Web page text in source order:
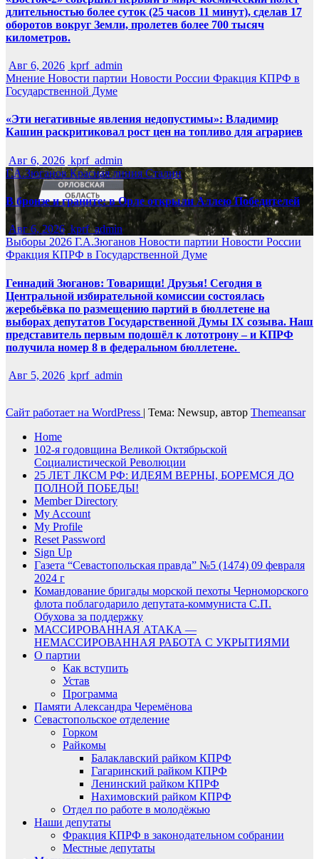
длительностью более суток (25 часов 11 минут), сделав 17
оборотов вокруг Земли, пролетев более 700 тысяч
километров.
Авг 6, 2026 kprf_admin
Мнение Новости партии Новости России Фракция КПРФ в
Государственной Думе
«Эти негативные явления недопустимы»: Владимир
Кашин раскритиковал рост цен на топливо для аграриев
Авг 6, 2026 kprf_admin
Г.А.ЗюгановКрасная линияСталин
В бронзе и граните: в Орле открыли Аллею Победителей
Авг 6, 2026 kprf_admin
Выборы 2026 Г.А.Зюганов Новости партии Новости России
Фракция КПРФ в Государственной Думе
Геннадий Зюганов: Товарищи! Друзья! Сегодня в
Центральной избирательной комиссии состоялась
жеребьёвка по размещению партий в бюллетене на
выборах депутатов Государственной Думы IX созыва. Наш
представитель первым подошёл к лототрону – и КПРФ
получила номер 8 в федеральном бюллетене.
Авг 5, 2026 kprf_admin
Сайт работает на WordPress | Тема: Newsup, автор Themeansar
Home
102-я годовщина Великой Октябрьской
Социалистической Революции
25 ЛЕТ ЛКСМ РФ: ИДЕЯМ ВЕРНЫ, БОРЕМСЯ ДО
ПОЛНОЙ ПОБЕДЫ!
Member Directory
My Account
My Profile
Reset Password
Sign Up
Газета “Севастопольская правда” №5 (1474) 09 февраля
2024 г
Командование бригады морской пехоты Черноморского
флота поблагодарило депутата-коммуниста С.П.
Обухова за поддержку
МАССИРОВАННАЯ АТАКА —
НЕМАССИРОВАННАЯ РАБОТА С УКРЫТИЯМИ
О партии
Как вступить
Устав
Программа
Памяти Александра Черемёнова
Севастопольское отделение
Горком
Райкомы
Балаклавский райком КПРФ
Гагаринский райком КПРФ
Ленинский райком КПРФ
Нахимовский райком КПРФ
Отдел по работе в молодёжью
Наши депутаты
Фракция КПРФ в законодательном собрании
Местные депутаты